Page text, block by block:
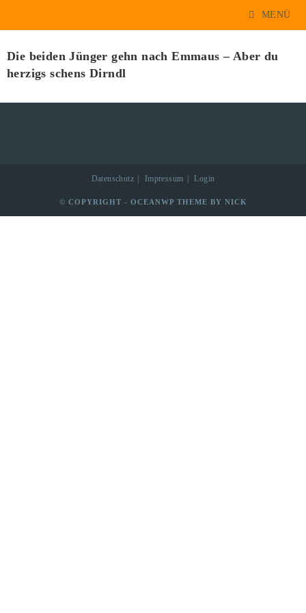
MENÜ
Die beiden Jünger gehn nach Emmaus – Aber du
herzigs schens Dirndl
Datenschutz Impressum Login
© COPYRIGHT - OCEANWP THEME BY NICK